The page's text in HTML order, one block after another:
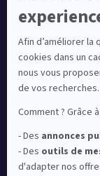
Equipementier
10 ans,
Capital dans
commerce en
En savoir plus